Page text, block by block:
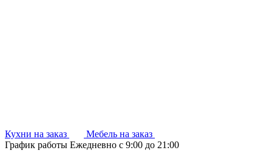
Кухни на заказ
Мебель на заказ
График работы Ежедневно с 9:00 до 21:00